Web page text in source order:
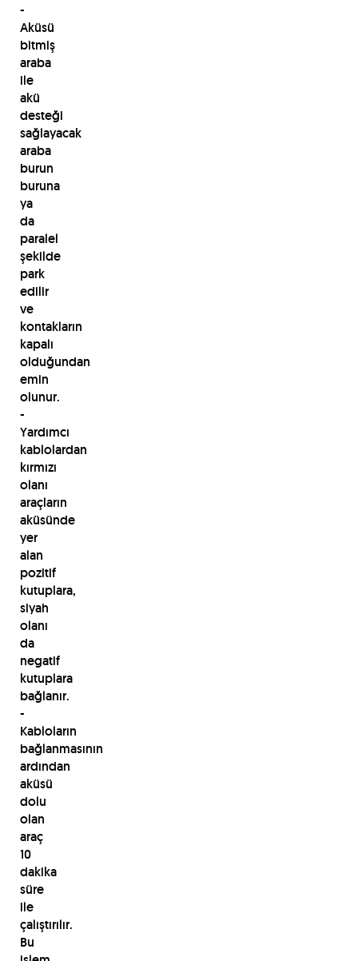
-
Aküsü
bitmiş
araba
ile
akü
desteği
sağlayacak
araba
burun
buruna
ya
da
paralel
şekilde
park
edilir
ve
kontakların
kapalı
olduğundan
emin
olunur.
-
Yardımcı
kablolardan
kırmızı
olanı
araçların
aküsünde
yer
alan
pozitif
kutuplara,
siyah
olanı
da
negatif
kutuplara
bağlanır.
-
Kabloların
bağlanmasının
ardından
aküsü
dolu
olan
araç
10
dakika
süre
ile
çalıştırılır.
Bu